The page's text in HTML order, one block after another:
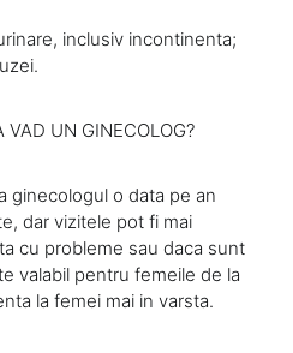
inclusiv incontinenta;
VAD UN GINECOLOG?
ginecologul o data pe an
dar vizitele pot fi mai
cu probleme sau daca sunt
valabil pentru femeile de la
la femei mai in varsta.